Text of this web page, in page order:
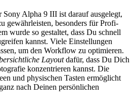
Sony Alpha 9 III ist darauf ausgelegt,
gewährleisten, besonders für Profi-
wurde so gestaltet, dass Du schnell
kannst. Viele Einstellungen
um den Workflow zu optimieren.
Layoutdafür, dass Du Dich
konzentrieren kannst. Die
und physischen Tasten ermöglicht
nach Deinen persönlichen